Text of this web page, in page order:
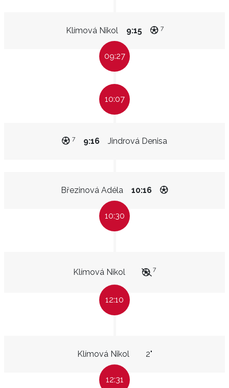
Klímová Nikol 9:15 7
09:27
10:07
Jindrová Denisa
9:16
7
Březinová Adéla 10:16
10:30
Klímová Nikol 7
12:10
Klímová Nikol 2"
12:31